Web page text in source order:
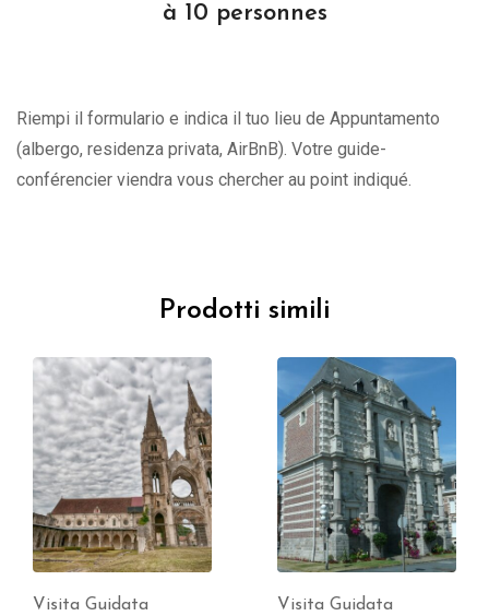
à 10 personnes
Riempi il formulario e indica il tuo lieu de Appuntamento
(albergo, residenza privata, AirBnB). Votre guide-
conférencier viendra vous chercher au point indiqué.
Prodotti simili
Visita Guidata
Guida Privata